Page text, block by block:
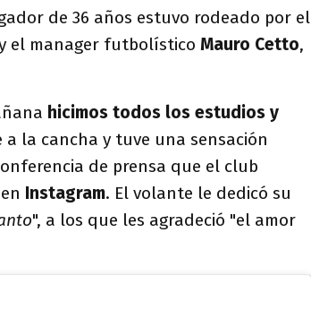
de 36 años estuvo rodeado por el
el manager futbolístico Mauro Cetto,
hicimos todos los estudios y
a la cancha y tuve una sensación
de prensa que el club
Instagram. El volante le dedicó su
", a los que les agradeció "el amor